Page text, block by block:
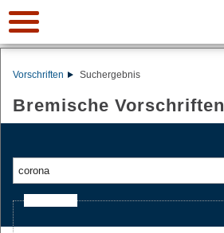
Vorschriften Suchergebnis
Bremische Vorschriften